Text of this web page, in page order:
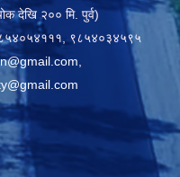
देखि २०० मि. पुर्व)
९८५४०३४५९५
,